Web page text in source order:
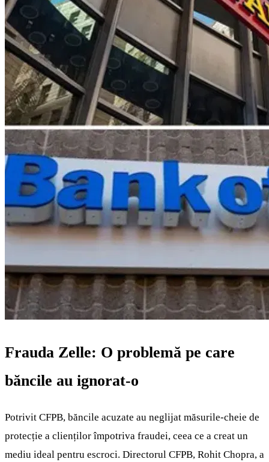
Frauda Zelle: O problemă pe care
băncile au ignorat-o
Potrivit CFPB, băncile acuzate au neglijat măsurile-cheie de
protecție a clienților împotriva fraudei, ceea ce a creat un
mediu ideal pentru escroci. Directorul CFPB, Rohit Chopra, a